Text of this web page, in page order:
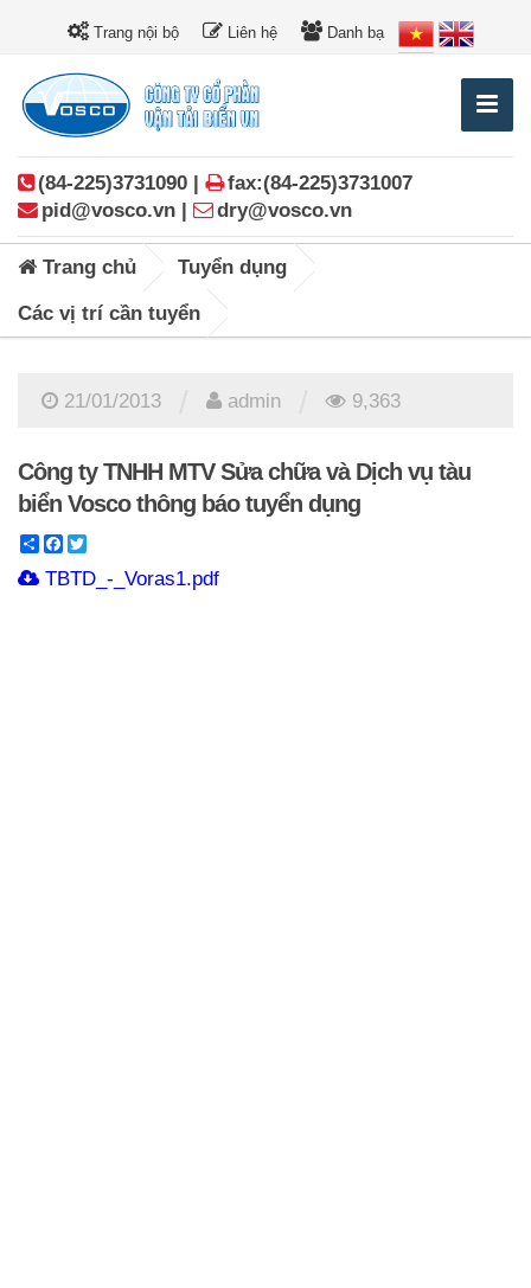
Trang nội bộ Liên hệ Danh bạ
(84-225)3731090 |
fax:(84-225)3731007
pid@vosco.vn |
dry@vosco.vn
Trang chủ Tuyển dụng
Các vị trí cần tuyển
21/01/2013 admin 9,363
Công ty TNHH MTV Sửa chữa và Dịch vụ tàu
biển Vosco thông báo tuyển dụng
ShareFacebook
TBTD_-_Voras1.pdf